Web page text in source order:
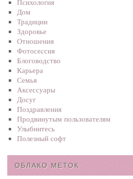
Психология
Дом
Традиции
Здоровье
Отношения
Фотосеcсия
Блоговодство
Карьера
Семья
Аксессуары
Досуг
Поздравления
Продвинутым пользователям
Улыбнитесь
Полезный софт
ОБЛАКО МЕТОК